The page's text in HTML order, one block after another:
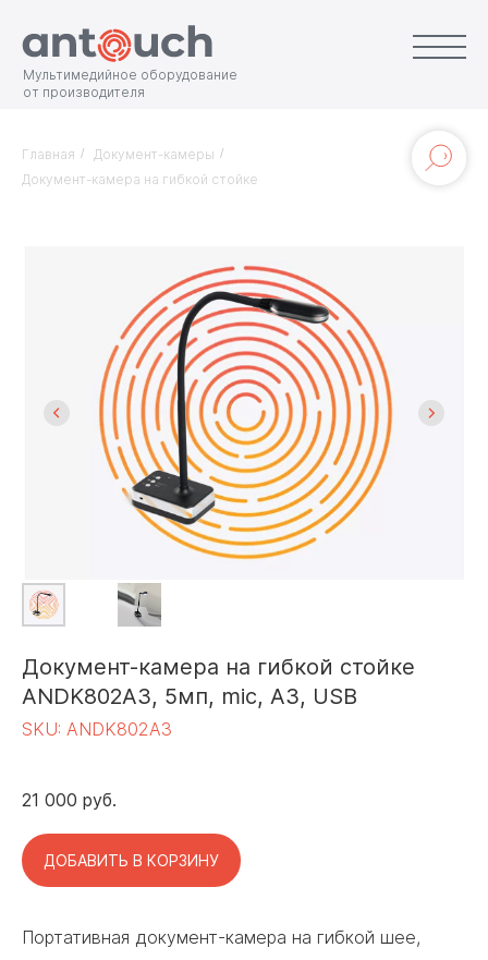
Мультимедийное оборудование
от производителя
Главная / Документ-камеры /
Документ-камера на гибкой стойке
Документ-камера на гибкой стойке
ANDK802A3, 5мп, mic, A3, USB
SKU: ANDK802A3
21 000 руб.
ДОБАВИТЬ В КОРЗИНУ
Портативная документ-камера на гибкой шее,